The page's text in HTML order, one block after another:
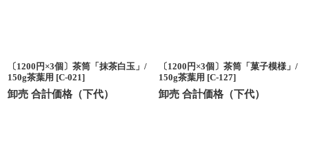
〔1200円×3個〕茶筒「抹茶白玉」/
150g茶葉用 [C-021]
卸売 合計価格（下代）
〔1200円×3個〕茶筒「菓子模様」/
150g茶葉用 [C-127]
卸売 合計価格（下代）